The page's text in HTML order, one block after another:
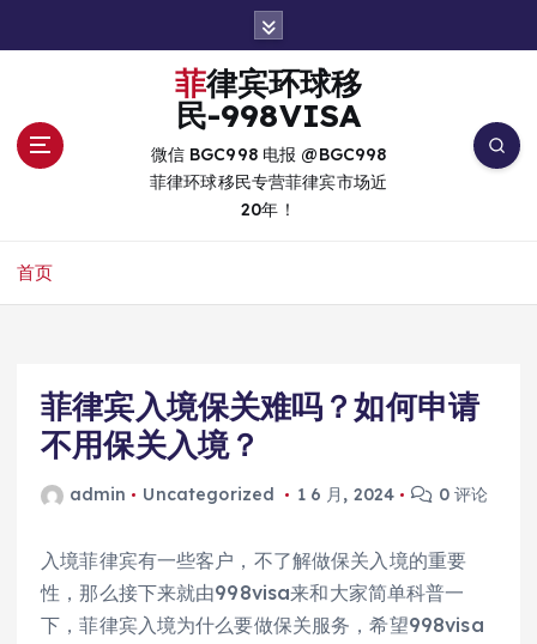
菲律宾环球移
民-998VISA
微信 BGC998 电报 @BGC998
菲律环球移民专营菲律宾市场近
20年！
首页
菲律宾入境保关难吗？如何申请
不用保关入境？
admin Uncategorized 1 6 月, 2024 0 评论
入境菲律宾有一些客户，不了解做保关入境的重要
性，那么接下来就由998visa来和大家简单科普一
下，菲律宾入境为什么要做保关服务，希望998visa